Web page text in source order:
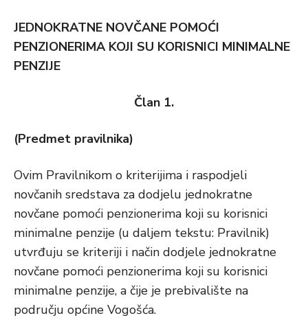
JEDNOKRATNE NOVČANE POMOĆI
PENZIONERIMA KOJI SU KORISNICI MINIMALNE
PENZIJE
Član 1.
(Predmet pravilnika)
Ovim Pravilnikom o kriterijima i raspodjeli
novčanih sredstava za dodjelu jednokratne
novčane pomoći penzionerima koji su korisnici
minimalne penzije (u daljem tekstu: Pravilnik)
utvrđuju se kriteriji i način dodjele jednokratne
novčane pomoći penzionerima koji su korisnici
minimalne penzije, a čije je prebivalište na
području općine Vogošća.